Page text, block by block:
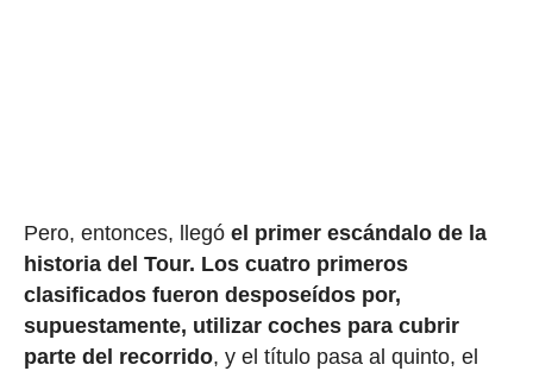
Pero, entonces, llegó el primer escándalo de la
historia del Tour. Los cuatro primeros
clasificados fueron desposeídos por,
supuestamente, utilizar coches para cubrir
parte del recorrido, y el título pasa al quinto, el